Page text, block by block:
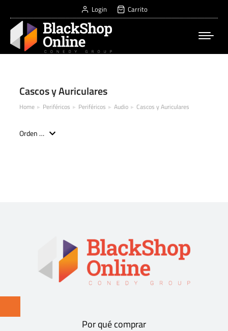
Login Carrito
Cascos y Auriculares
You are here:
Home Periféricos Periféricos Audio Cascos y Auriculares
Por qué comprar